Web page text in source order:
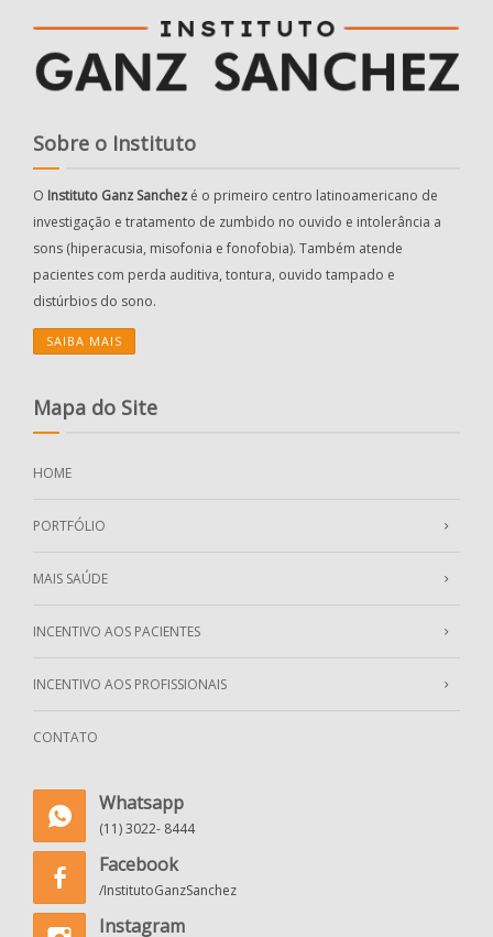
Sobre o Instituto
O Instituto Ganz Sanchez é o primeiro centro latinoamericano de
investigação e tratamento de zumbido no ouvido e intolerância a
sons (hiperacusia, misofonia e fonofobia). Também atende
pacientes com perda auditiva, tontura, ouvido tampado e
distúrbios do sono.
SAIBA MAIS
Mapa do Site
HOME
PORTFÓLIO
MAIS SAÚDE
INCENTIVO AOS PACIENTES
INCENTIVO AOS PROFISSIONAIS
CONTATO
Whatsapp
(11) 3022- 8444
Facebook
/InstitutoGanzSanchez
Instagram